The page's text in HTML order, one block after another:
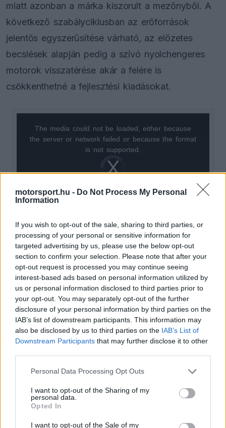
motorsport.hu - Do Not Process My Personal
Information
If you wish to opt-out of the sale, sharing to third parties, or
processing of your personal or sensitive information for
targeted advertising by us, please use the below opt-out
section to confirm your selection. Please note that after your
opt-out request is processed you may continue seeing
interest-based ads based on personal information utilized by
us or personal information disclosed to third parties prior to
your opt-out. You may separately opt-out of the further
disclosure of your personal information by third parties on the
IAB’s list of downstream participants. This information may
also be disclosed by us to third parties on the IAB’s List of
Downstream Participants that may further disclose it to other
Please note that this website/app uses one or more Google
not limited to your visit or usage behaviour. You may click to
grant or deny consent to Google and its third-party tags to
use your data for below specified purposes in below Google
consent section.
Personal Data Processing Opt Outs
I want to opt-out of the Sharing of my
personal data.
Opted In
I want to opt-out of the Sale of my
miatt azonban a márka kiszorult a mezőnyből. A
következő szabályciklusban az erőforrások
jelentős egyszerűsítése várható, az előzetes
becslések alapján pedig a szívó nyolchengeres
motorok visszatérése akár a felére is
csökkenthetné a fejlesztési kiadásokat.
Video
Player
loading.
window.
The media could not be loaded, either because
the server or network failed or because the format
is not supported.
Politikai nyomásgyakorlás a szavazásokon
„Ez egy olyan motor lenne, amelyet az FIA
választana ki, a csapatok pedig használhatnák.
Így mi gyakorolnánk ellenőrzést a semlegesség, a
teljesítmény és a pénzügyek felett. Az árak
ingadozhatnak, de mindig az FIA maradna a
döntőbíró” – idézte Mohammed bin Szulajmot a
The Race.
EZEKET IS AJÁNLJUK